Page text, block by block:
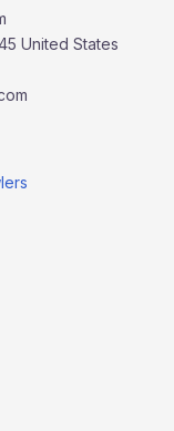
United States